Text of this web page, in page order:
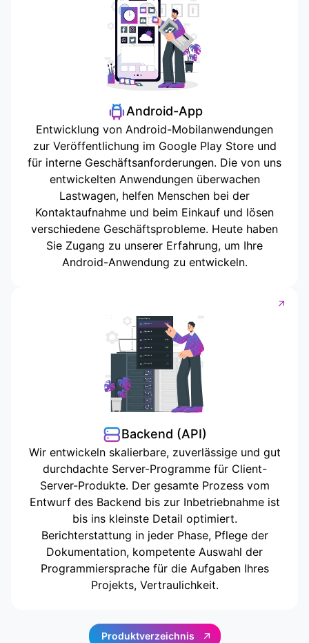
Android-App
Entwicklung von Android-Mobilanwendungen
zur Veröffentlichung im Google Play Store und
für interne Geschäftsanforderungen. Die von uns
entwickelten Anwendungen überwachen
Lastwagen, helfen Menschen bei der
Kontaktaufnahme und beim Einkauf und lösen
verschiedene Geschäftsprobleme. Heute haben
Sie Zugang zu unserer Erfahrung, um Ihre
Android-Anwendung zu entwickeln.
Backend (API)
Wir entwickeln skalierbare, zuverlässige und gut
durchdachte Server-Programme für Client-
Server-Produkte. Der gesamte Prozess vom
Entwurf des Backend bis zur Inbetriebnahme ist
bis ins kleinste Detail optimiert.
Berichterstattung in jeder Phase, Pflege der
Dokumentation, kompetente Auswahl der
Programmiersprache für die Aufgaben Ihres
Projekts, Vertraulichkeit.
Produktverzeichnis